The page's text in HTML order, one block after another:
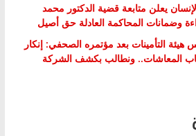
يعلن متابعة قضية الدكتور محمد
وضمانات المحاكمة العادلة حق أصيل
التأمينات بعد مؤتمره الصحفي: إنكار
المعاشات.. ونطالب بكشف الشركة